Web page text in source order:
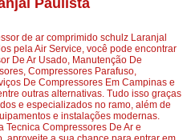
Paulista
de ar comprimido schulz Laranjal
pela Air Service, você pode encontrar
De Ar Usado, Manutenção De
Compressores Parafuso,
De Compressores Em Campinas e
outras alternativas. Tudo isso graças
e especializados no ramo, além de
e instalações modernas.
Tecnica Compressores De Ar e